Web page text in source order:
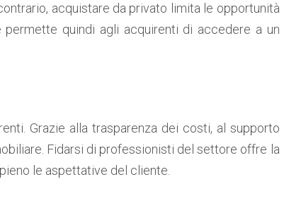
acquistare da privato limita le opportunità
quindi agli acquirenti di accedere a un
Grazie alla trasparenza dei costi, al supporto
Fidarsi di professionisti del settore offre la
le aspettative del cliente.